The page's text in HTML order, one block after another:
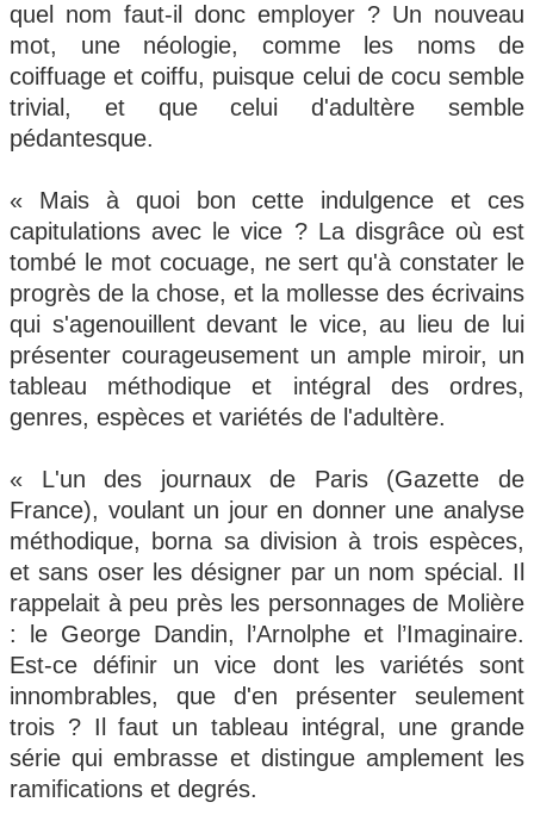
quel nom faut-il donc employer ? Un nouveau
mot, une néologie, comme les noms de
coiffuage et coiffu, puisque celui de cocu semble
trivial, et que celui d'adultère semble
pédantesque.
« Mais à quoi bon cette indulgence et ces
capitulations avec le vice ? La disgrâce où est
tombé le mot cocuage, ne sert qu'à constater le
progrès de la chose, et la mollesse des écrivains
qui s'agenouillent devant le vice, au lieu de lui
présenter courageusement un ample miroir, un
tableau méthodique et intégral des ordres,
genres, espèces et variétés de l'adultère.
« L'un des journaux de Paris (Gazette de
France), voulant un jour en donner une analyse
méthodique, borna sa division à trois espèces,
et sans oser les désigner par un nom spécial. Il
rappelait à peu près les personnages de Molière
: le George Dandin, l’Arnolphe et l’Imaginaire.
Est-ce définir un vice dont les variétés sont
innombrables, que d'en présenter seulement
trois ? Il faut un tableau intégral, une grande
série qui embrasse et distingue amplement les
ramifications et degrés.